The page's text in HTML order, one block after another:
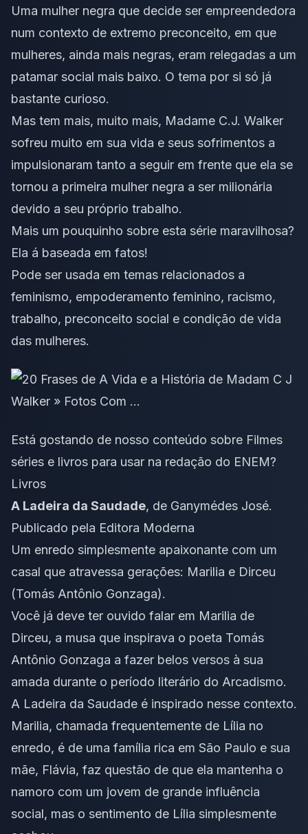
Uma mulher negra que decide ser empreendedora
num contexto de extremo preconceito, em que
mulheres, ainda mais negras, eram relegadas a um
patamar social mais baixo. O tema por si só já
bastante curioso.
Mas tem mais, muito mais, Madame C.J. Walker
sofreu muito em sua vida e seus sofrimentos a
impulsionaram tanto a seguir em frente que ela se
tornou a primeira mulher negra a ser milionária
devido a seu próprio trabalho.
Mais um pouquinho sobre esta série maravilhosa?
Ela á baseada em fatos!
Pode ser usada em temas relacionados a
feminismo, empoderamento feminino, racismo,
trabalho, preconceito social e condição de vida
das mulheres.
Está gostando de nosso conteúdo sobre Filmes
séries e livros para usar na redação do ENEM?
Livros
A Ladeira da Saudade, de Ganymédes José.
Publicado pela Editora Moderna
Um enredo simplesmente apaixonante com um
casal que atravessa gerações: Marilia e Dirceu
(Tomás Antônio Gonzaga).
Você já deve ter ouvido falar em Marilia de
Dirceu, a musa que inspirava o poeta Tomás
Antônio Gonzaga a fazer belos versos à sua
amada durante o período literário do Arcadismo.
A Ladeira da Saudade é inspirado nesse contexto.
Marilia, chamada frequentemente de Lília no
enredo, é de uma família rica em São Paulo e sua
mãe, Flávia, faz questão de que ela mantenha o
namoro com um jovem de grande influência
social, mas o sentimento de Lília simplesmente